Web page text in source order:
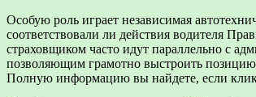
Особую роль играет независимая
соответствовали ли действия водителя
страховщиком часто идут параллельно с
позволяющим грамотно выстроить
Полную информацию вы найдете, если